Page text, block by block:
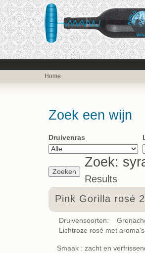
Home
Zoek een wijn
Druivenras
Zoek:
Results
Pink Gorilla rosé
Druivensoorten:
Lichtroze rosé met
Smaak : zacht en